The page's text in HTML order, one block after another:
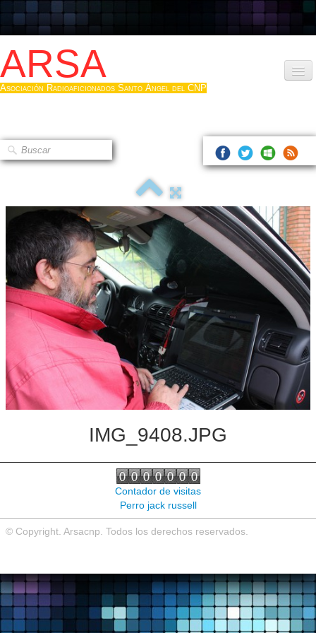
ARSA
Asociación Radioaficionados Santo Ángel del CNP
Que es la ARSA
Hacerse socio
Log diploma en Pdf
Fotos▼
Sistemas Digitales
Noticias de interés
Contacto
IMG_9408.JPG
Contador de visitas
Perro jack russell
© Copyright. Arsacnp. Todos los derechos reservados.